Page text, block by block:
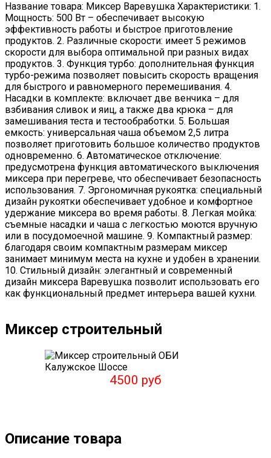
Название товара: Миксер Варевушка Характеристики: 1.
Мощность: 500 Вт – обеспечивает высокую
эффективность работы и быстрое приготовление
продуктов. 2. Различные скорости: имеет 5 режимов
скорости для выбора оптимальной при разных видах
продуктов. 3. Функция турбо: дополнительная функция
турбо-режима позволяет повысить скорость вращения
для быстрого и равномерного перемешивания. 4.
Насадки в комплекте: включает две венчика – для
взбивания сливок и яиц, а также два крюка – для
замешивания теста и тестообработки. 5. Большая
емкость: универсальная чаша объемом 2,5 литра
позволяет приготовить большое количество продуктов
одновременно. 6. Автоматическое отключение:
предусмотрена функция автоматического выключения
миксера при перегреве, что обеспечивает безопасность
использования. 7. Эргономичная рукоятка: специальный
дизайн рукоятки обеспечивает удобное и комфортное
удержание миксера во время работы. 8. Легкая мойка:
съемные насадки и чаша с легкостью моются вручную
или в посудомоечной машине. 9. Компактный размер:
благодаря своим компактным размерам миксер
занимает минимум места на кухне и удобен в хранении.
10. Стильный дизайн: элегантный и современный
дизайн миксера Варевушка позволит использовать его
как функциональный предмет интерьера вашей кухни.
Миксер строительный
4500 руб
Описание товара